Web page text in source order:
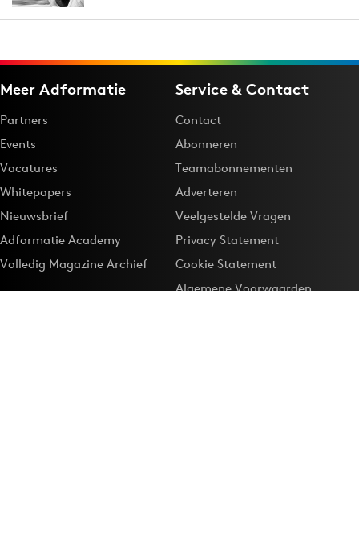
Meer Adformatie
Partners
Events
Vacatures
Whitepapers
Nieuwsbrief
Adformatie Academy
Volledig Magazine Archief
Service & Contact
Contact
Abonneren
Teamabonnementen
Adverteren
Veelgestelde Vragen
Privacy Statement
Cookie Statement
Algemene Voorwaarden